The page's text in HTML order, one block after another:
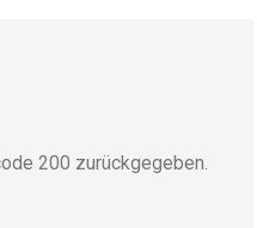
200 zurückgegeben.